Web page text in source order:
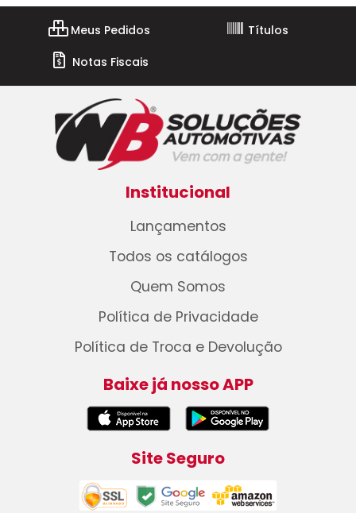
Meus Pedidos
Títulos
Notas Fiscais
Institucional
Lançamentos
Todos os catálogos
Quem Somos
Política de Privacidade
Política de Troca e Devolução
Baixe já nosso APP
Site Seguro